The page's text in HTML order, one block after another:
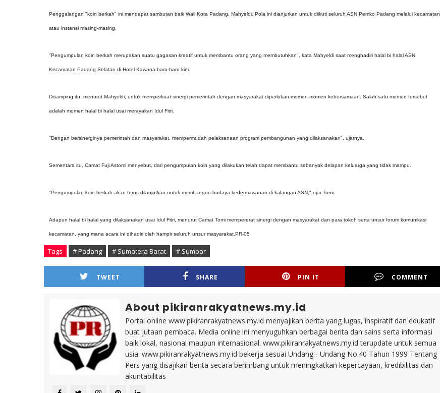
Penggalangan "koin berkah" ini mendapat sambutan baik Wali Kota Padang, Mahyeldi. Pola ini dianjurkan untuk diikuti seluruh ASN Pemko Padang melalui kecamatan
atau instansi masing-masing.
"Pengumpulan koin berkah merupakan suatu gagasan kreatif untuk membantu orang yang membutuhkan", kata Mahyeldi saat menghadiri halal bi halal ASN
Kecamatan Padang Selatan di Hotel Kawana baru-baru kini.
Disamping itu, menurut Mahyeldi, untuk memperkuat sinergi pemerintah dengan masyarakat diperlukan momen-momen kebersamaan. Salah satu momen tersebut
adalah momen halal bi halal usai merayakan Idul Fitri.
"Dengan bersinerginya pemerintah dan masyarakat, mempermudah pelaksanaan program pembangunan yang dilaksanakan", ujarnya.
Sementara itu, Camat Fuji Astomi menyebut, dari pengumpulan koin yang dilakukan telah dapat membantu sebanyak delapan keluarga yang tidak mampu.
"Pengumpulan koin berkah akan terus dilanjutkan untuk membangun budaya kedermawanan di kalangan ASN," ujar Tomi.
Adapun halal bi halal yang dilaksanakan usai Idul Fitri, menurut Camat Tomi mempererat sinergi dengan masyarakat dan para tokoh serta unsur forum komunikasi
kecamatan, yang mana acara ini dihadiri oleh hampir seluruh unsur masyarakat.PR-05
Tags # Padang # Sumatera Barat # Sumbar
TWEET SHARE PIN IT COMMENT
About pikiranrakyatnews.my.id
Portal online www.pikiranrakyatnews.my.id menyajikan berita yang lugas, inspiratif dan edukatif
buat jutaan pembaca. Media online ini menyuguhkan berbagai berita dan sains serta informasi
baik lokal, nasional maupun internasional. www.pikiranrakyatnews.my.id terupdate untuk semua
usia. www.pikiranrakyatnews.my.id bekerja sesuai Undang - Undang No.40 Tahun 1999 Tentang
Pers yang disajikan berita secara berimbang untuk meningkatkan kepercayaan, kredibilitas dan
akuntabilitas